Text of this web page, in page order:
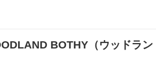
BOTHY（ウッドラン